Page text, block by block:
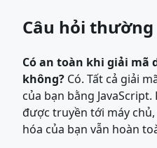
Câu hỏi thường
Có an toàn khi giải mã
không? Có. Tất cả giải
của bạn bằng
được truyền tới máy
hóa của bạn vẫn hoàn